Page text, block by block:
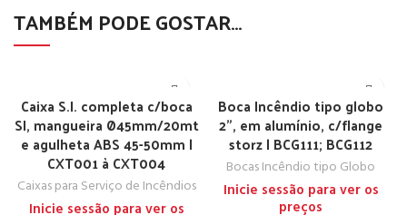
TAMBÉM PODE GOSTAR…
Caixa S.I. completa c/boca
SI, mangueira Ø45mm/20mt
e agulheta ABS 45-50mm |
CXT001 à CXT004
Caixas para Serviço de Incêndios
Inicie sessão para ver os
Boca Incêndio tipo globo
2”, em alumínio, c/flange
storz | BCG111; BCG112
Bocas Incêndio tipo Globo
Inicie sessão para ver os
preços